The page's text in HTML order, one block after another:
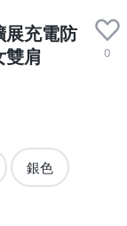
展充電防
雙肩
0
銀色